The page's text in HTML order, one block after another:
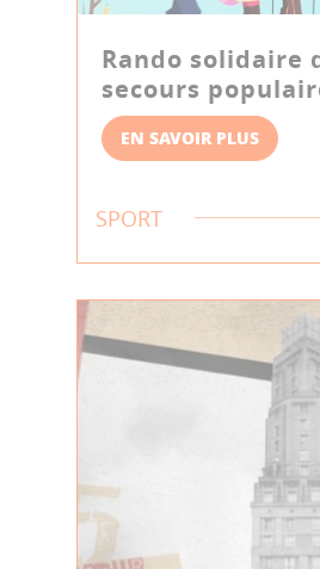
Rando solidaire
secours
EN SAVOIR PLUS
SPORT